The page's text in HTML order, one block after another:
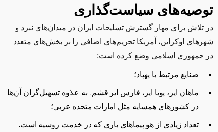
توصیه‌های سیاست‌گذاری
در تلاش برای مهار گسترش تسلیحات ایران در میدان‌های نبرد و
شهرهای اوکراین، آمریکا تحریم‌های اضافی را بر بخش‌های متعدد
در جمهوری اسلامی وضع کرده است:
صنایع مرتبط با پهپاد؛
ماهان ایر، پویا ایر، فارس ایر قشم، به علاوه تسهیل‌گران آن‌ها
در کشورهای همسایه مثل امارات متحده عربی؛
تعداد زیادی از هواپیماهای باری که در خدمت روسیه است.